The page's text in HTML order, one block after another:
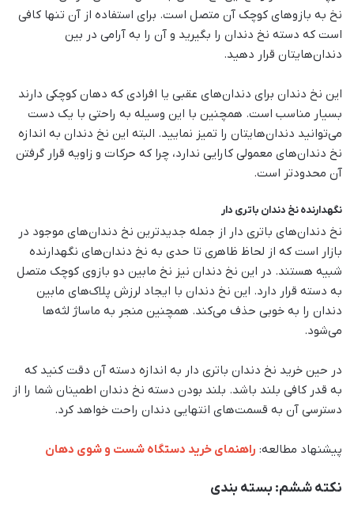
نخ به بازوهای کوچک آن متصل است. برای استفاده از آن تنها کافی
است که دسته نخ دندان را بگیرید و آن را به آرامی در بین
دندان‌هایتان قرار دهید.
این نخ دندان برای دندان‌های عقبی یا افرادی که دهان کوچکی دارند
بسیار مناسب است. همچنین با این وسیله به راحتی با یک دست
می‌توانید دندان‌هایتان را تمیز نمایید. البته این نخ دندان به اندازه
نخ دندان‌های معمولی کارایی ندارد، چرا که حرکات و زاویه قرار گرفتن
آن محدودتر است.
نگهدارنده نخ دندان باتری دار
نخ دندان‌های باتری دار از جمله جدیدترین نخ دندان‌های موجود در
بازار است که از لحاظ ظاهری تا حدی به نخ دندان‌های نگهدارنده
شبیه هستند. در این نخ دندان نیز نخ مابین دو بازوی کوچک متصل
به دسته قرار دارد. این نخ دندان با ایجاد لرزش پلاک‌های مابین
دندان را به خوبی حذف می‌کند. همچنین منجر به ماساژ لثه‌ها
می‌شود.
در حین خرید نخ دندان باتری دار به اندازه دسته آن دقت کنید که
به قدر کافی بلند باشد. بلند بودن دسته نخ دندان اطمینان شما را از
دسترسی آن به قسمت‌های انتهایی دندان راحت خواهد کرد.
پیشنهاد مطالعه: راهنمای خرید دستگاه شست و شوی دهان
نکته ششم: بسته بندی